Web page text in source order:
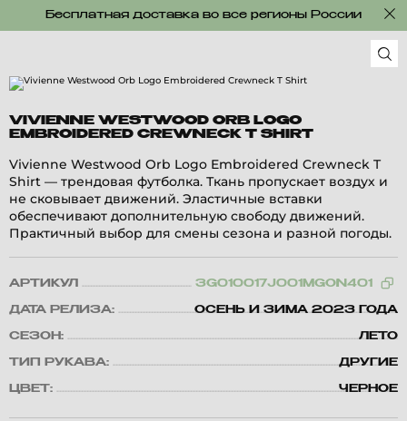
Бесплатная доставка во все регионы России
VIVIENNE WESTWOOD ORB LOGO
EMBROIDERED CREWNECK T SHIRT
Vivienne Westwood Orb Logo Embroidered Crewneck T
Shirt — трендовая футболка. Ткань пропускает воздух и
не сковывает движений. Эластичные вставки
обеспечивают дополнительную свободу движений.
Практичный выбор для смены сезона и разной погоды.
АРТИКУЛ 3G010017J001MGON401
ДАТА РЕЛИЗА: ОСЕНЬ И ЗИМА 2023 ГОДА
СЕЗОН: ЛЕТО
ТИП РУКАВА: ДРУГИЕ
ЦВЕТ: ЧЕРНОЕ